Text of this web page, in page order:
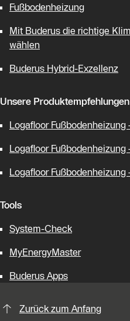
Fußbodenheizung
Mit Buderus die richtige
wählen
Buderus Hybrid-Exzellenz
Unsere Produktempfehlungen
Logafloor Fußbodenheizung
Logafloor Fußbodenheizung
Logafloor Fußbodenheizung
Tools
System-Check
MyEnergyMaster
Buderus Apps
Zurück zum Anfang